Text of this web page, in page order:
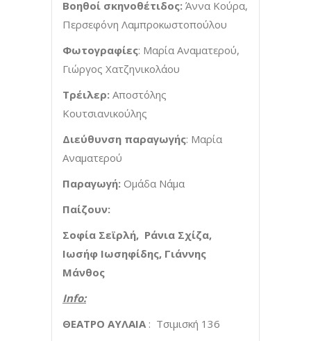
Βοηθοί σκηνοθέτιδος: Άννα Κούρα,
Περσεφόνη Λαμπροκωστοπούλου
Φωτογραφίες: Μαρία Αναματερού,
Γιώργος Χατζηνικολάου
Τρέιλερ: Αποστόλης
Κουτσιανικούλης
Διεύθυνση παραγωγής: Μαρία
Αναματερού
Παραγωγή: Ομάδα Νάμα
Παίζουν:
Σοφία Σεϊρλή, Ράνια Σχίζα,
Ιωσήφ Ιωσηφίδης, Γιάννης
Μάνθος
Info:
ΘΕΑΤΡΟ ΑΥΛΑΙΑ : Τσιμισκή 136